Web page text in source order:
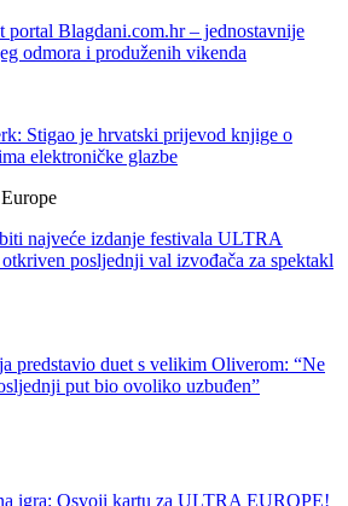
portal Blagdani.com.hr – jednostavnije
odmora i produženih vikenda
Stigao je hrvatski prijevod knjige o
elektroničke glazbe
najveće izdanje festivala ULTRA
posljednji val izvođača za spektakl
predstavio duet s velikim Oliverom: “Ne
put bio ovoliko uzbuđen”
igra: Osvoji kartu za ULTRA EUROPE!